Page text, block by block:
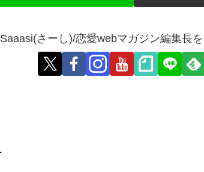
Saaasi(さーし)/恋愛webマガジン編集長